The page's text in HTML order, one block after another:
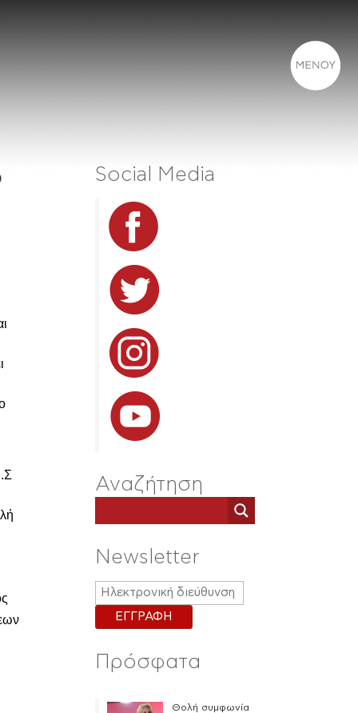
Social Media
Αναζήτηση
Newsletter
Πρόσφατα
Θολή συμφωνία